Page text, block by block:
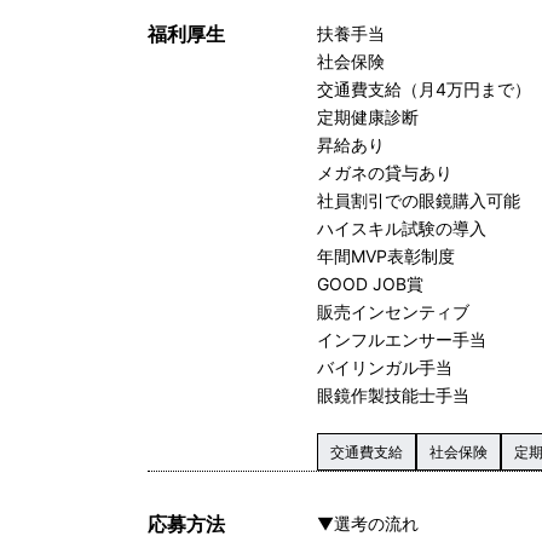
福利厚生
扶養手当
社会保険
交通費支給（月4万円まで）
定期健康診断
昇給あり
メガネの貸与あり
社員割引での眼鏡購入可能
ハイスキル試験の導入
年間MVP表彰制度
GOOD JOB賞
販売インセンティブ
インフルエンサー手当
バイリンガル手当
眼鏡作製技能士手当
交通費支給 社会保険 定
応募方法
▼選考の流れ